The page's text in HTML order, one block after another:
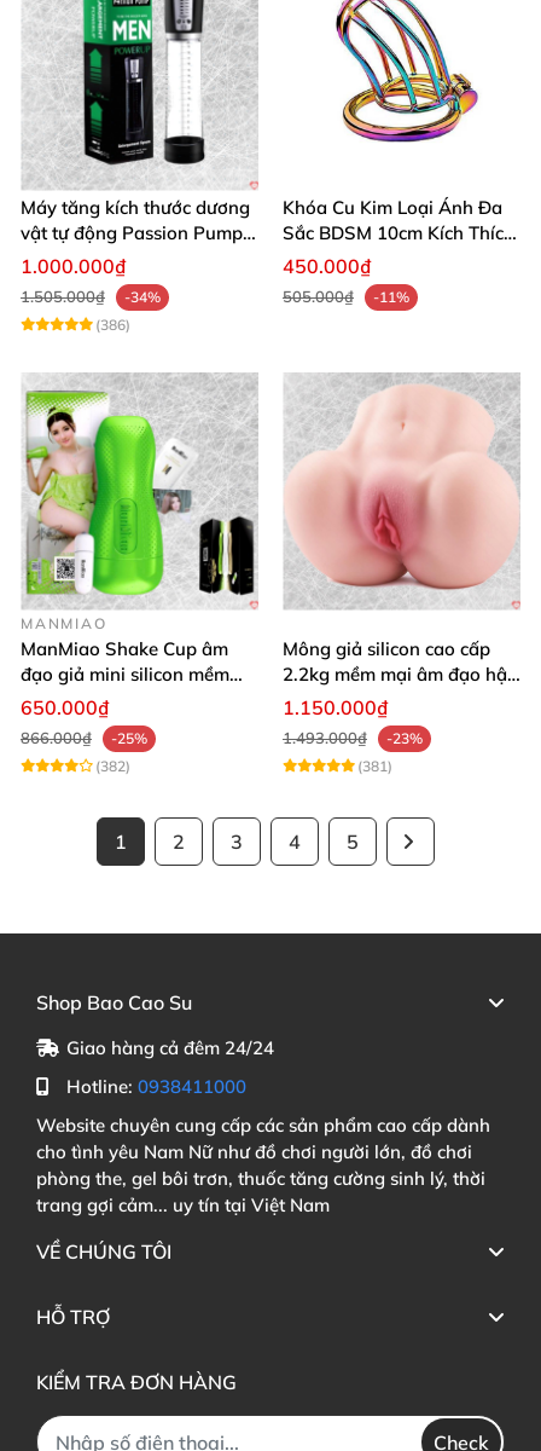
Máy tăng kích thước dương
vật tự động Passion Pump
sạc tiện lợi
1.000.000₫
1.505.000₫
-34%
(386)
Khóa Cu Kim Loại Ánh Đa
Sắc BDSM 10cm Kích Thích
Cao
450.000₫
505.000₫ -11%
MANMIAO
ManMiao Shake Cup âm
đạo giả mini silicon mềm
mại kích thích mạnh
650.000₫
866.000₫
-25%
(382)
Mông giả silicon cao cấp
2.2kg mềm mại âm đạo hậu
môn khít
1.150.000₫
1.493.000₫
-23%
(381)
1 2 3 4 5
Shop Bao Cao Su
Giao hàng cả đêm 24/24
Hotline: 0938411000
Website chuyên cung cấp các sản phẩm cao cấp dành
cho tình yêu Nam Nữ như đồ chơi người lớn, đồ chơi
phòng the, gel bôi trơn, thuốc tăng cường sinh lý, thời
trang gợi cảm... uy tín tại Việt Nam
VỀ CHÚNG TÔI
HỖ TRỢ
KIỂM TRA ĐƠN HÀNG
Check